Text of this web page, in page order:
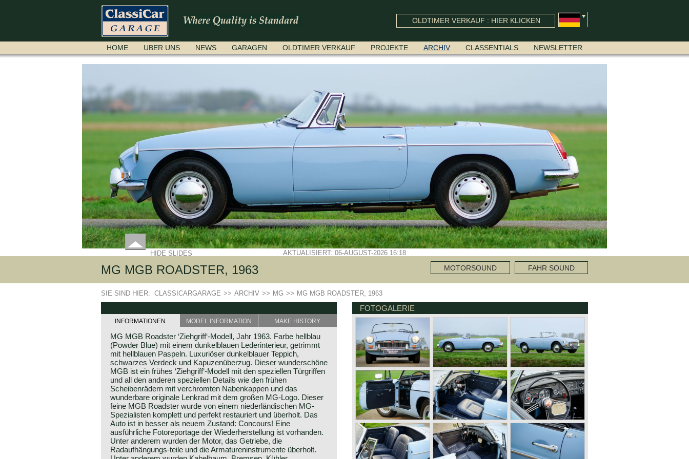
OLDTIMER VERKAUF : HIER KLICKEN
NAVIGATION
ÜBERSPRINGEN
HOME UBER UNS NEWS GARAGEN OLDTIMER VERKAUF PROJEKTE ARCHIV CLASSENTIALS NEWSLETTER
HIDE SLIDES AKTUALISIERT: 06-AUGUST-2026 16:18
MG MGB ROADSTER, 1963 MOTORSOUND FAHR SOUND
SIE SIND HIER: CLASSICARGARAGE >> ARCHIV >> MG >> MG MGB ROADSTER, 1963
INFORMATIONEN MODEL INFORMATION MAKE HISTORY
MG MGB Roadster ‘Ziehgriff‘-Modell, Jahr 1963. Farbe hellblau
(Powder Blue) mit einem dunkelblauen Lederinterieur, getrimmt
mit hellblauen Paspeln. Luxuriöser dunkelblauer Teppich,
schwarzes Verdeck und Kapuzenüberzug. Dieser wunderschöne
MGB ist ein frühes ‘Ziehgriff‘-Modell mit den speziellen Türgriffen
und all den anderen speziellen Details wie den frühen
Scheibenrädern mit verchromten Nabenkappen und das
wunderbare originale Lenkrad mit dem großen MG-Logo. Dieser
feine MGB Roadster wurde von einem niederländischen MG-
Spezialisten komplett und perfekt restauriert und überholt. Das
Auto ist in besser als neuem Zustand: Concours! Eine
ausführliche Fotoreportage der Wiederherstellung ist vorhanden.
Unter anderem wurden der Motor, das Getriebe, die
Radaufhängungs-teile und die Armatureninstrumente überholt.
FOTOGALERIE